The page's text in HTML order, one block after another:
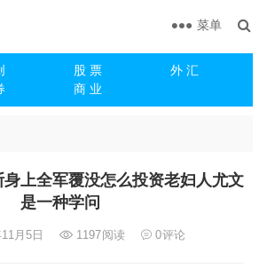
股 票
外 汇
商 业
菜单
上全军覆没怎么投资老妇人尤文
是一种学问
月5日 1197阅读 0评论